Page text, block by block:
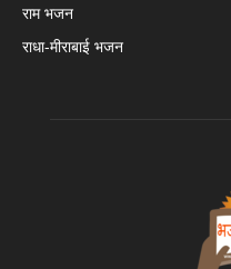
राम भजन
राधा-मीराबाई भजन